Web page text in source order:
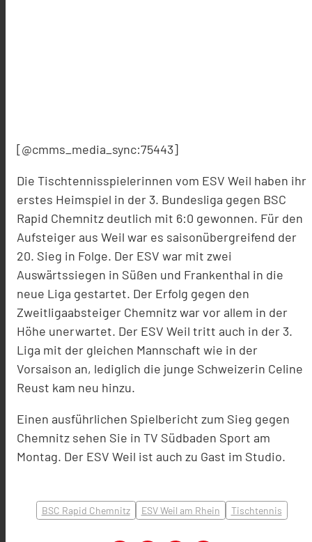
[@cmms_media_sync:75443]
Die Tischtennisspielerinnen vom ESV Weil haben ihr
erstes Heimspiel in der 3. Bundesliga gegen BSC
Rapid Chemnitz deutlich mit 6:0 gewonnen. Für den
Aufsteiger aus Weil war es saisonübergreifend der
20. Sieg in Folge. Der ESV war mit zwei
Auswärtssiegen in Süßen und Frankenthal in die
neue Liga gestartet. Der Erfolg gegen den
Zweitligaabsteiger Chemnitz war vor allem in der
Höhe unerwartet. Der ESV Weil tritt auch in der 3.
Liga mit der gleichen Mannschaft wie in der
Vorsaison an, lediglich die junge Schweizerin Celine
Reust kam neu hinzu.
Einen ausführlichen Spielbericht zum Sieg gegen
Chemnitz sehen Sie in TV Südbaden Sport am
Montag. Der ESV Weil ist auch zu Gast im Studio.
BSC Rapid Chemnitz ESV Weil am Rhein Tischtennis